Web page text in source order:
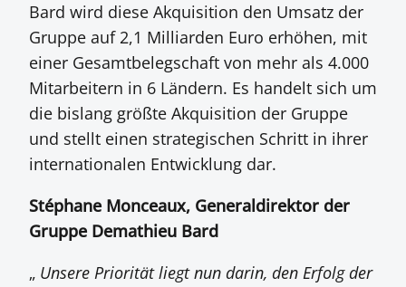
Bard wird diese Akquisition den Umsatz der
Gruppe auf 2,1 Milliarden Euro erhöhen, mit
einer Gesamtbelegschaft von mehr als 4.000
Mitarbeitern in 6 Ländern. Es handelt sich um
die bislang größte Akquisition der Gruppe
und stellt einen strategischen Schritt in ihrer
internationalen Entwicklung dar.
Stéphane Monceaux, Generaldirektor der
Gruppe Demathieu Bard
„ Unsere Priorität liegt nun darin, den Erfolg der